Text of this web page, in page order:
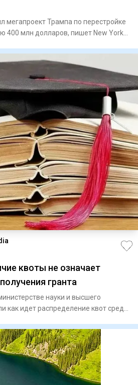
мегапроект Трампа по перестройке
400 млн долларов, пишет New York
квоты не означает
гранта
науки и высшего
распределение квот среди